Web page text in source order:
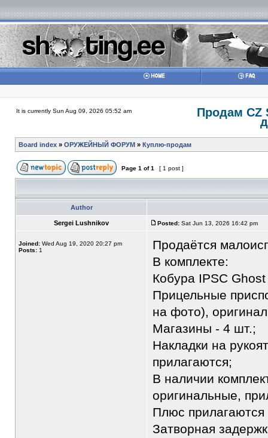
It is currently Sun Aug 09, 2026 05:52 am Продам CZ
Board index » ОРУЖЕЙНЫЙ ФОРУМ » Куплю-продам
Page 1 of1 [ 1 post ]
Author
Sergei Lushnikov Posted: Sat Jun 13, 2026 16:42 pm
Joined: Wed Aug 19, 2020 20:27 pm
Posts: 1
Продаётся
В комплекте:
Кобура IPSC
Прицельные
на фото),
Магазины - 4 шт.;
Накладки на
прилагаются;
В наличии
оригинальные,
Плюс прилагаются
Затворная